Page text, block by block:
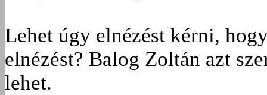
Lehet úgy elnézést kérni,
elnézést? Balog Zoltán azt
lehet.